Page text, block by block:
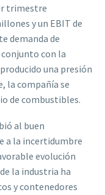
trimestre
y un EBIT de
demanda de
con la
una presión
la compañía se
de combustibles.
al buen
a la incertidumbre
evolución
la industria ha
y contenedores